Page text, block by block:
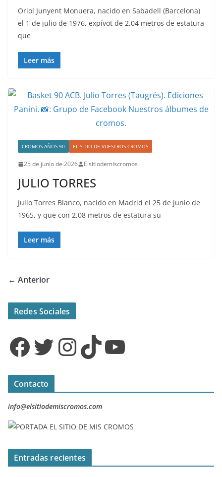
Oriol Junyent Monuera, nacido en Sabadell (Barcelona)
el 1 de julio de 1976, expívot de 2,04 metros de estatura
que
Leer más
CROMOS AÑOS 90 EL SITIO DE VUESTROS CROMOS
25 de junio de 2026 Elsitiodemiscromos
JULIO TORRES
Julio Torres Blanco, nacido en Madrid el 25 de junio de
1965, y que con 2,08 metros de estatura su
Leer más
← Anterior
Redes Sociales
Facebook Twitter InstagramTikTok YouTube
Contacto
info@elsitiodemiscromos.com
Entradas recientes